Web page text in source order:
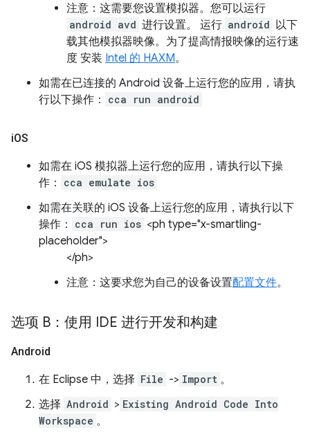
注意：这需要您设置模拟器。您可以运行
android avd 进行设置。 运行 android 以下
载其他模拟器映像。为了提高情报映像的运行速
度 安装 Intel 的 HAXM。
如需在已连接的 Android 设备上运行您的应用，请执
行以下操作：
cca run android
iOS
如需在 iOS 模拟器上运行您的应用，请执行以下操
作：
cca emulate ios
如需在关联的 iOS 设备上运行您的应用，请执行以下
操作：
cca run ios <ph type="x-smartling-
placeholder">
</ph>
注意：这要求您为自己的设备设置配置文件。
选项 B：使用 IDE 进行开发和构建
Android
在 Eclipse 中，选择 File -> Import 。
选择 Android > Existing Android Code Into
Workspace 。